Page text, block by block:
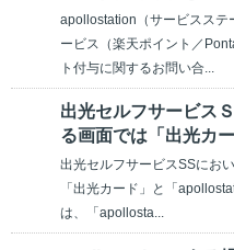
apollostation（サービスステ
ービス（楽天ポイント／
ト付与に関するお問い合...
出光セルフサービス
る画面では「出光カ
出光セルフサービスSSにお
「出光カード」と「
は、「apollosta...